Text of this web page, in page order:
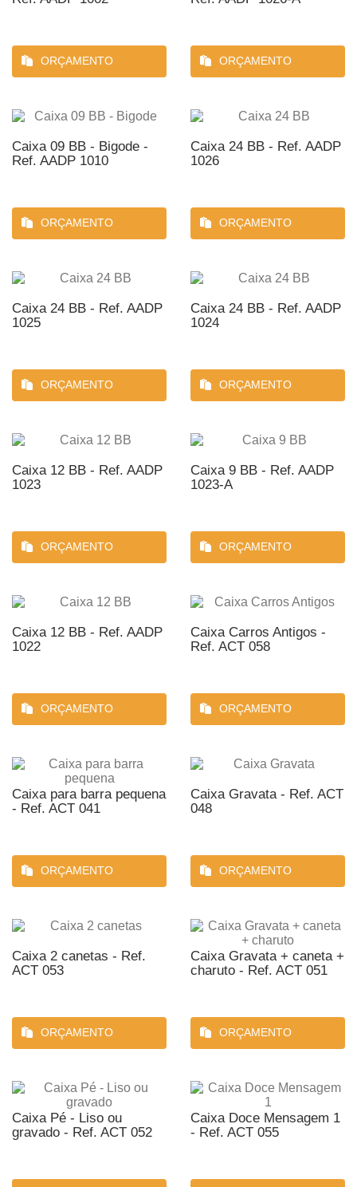
ORÇAMENTO ORÇAMENTO
Caixa 09 BB - Bigode -
Ref. AADP 1010
ORÇAMENTO
Caixa 24 BB - Ref. AADP
1026
ORÇAMENTO
Caixa 24 BB - Ref. AADP
1025
ORÇAMENTO
Caixa 24 BB - Ref. AADP
1024
ORÇAMENTO
Caixa 12 BB - Ref. AADP
1023
ORÇAMENTO
Caixa 9 BB - Ref. AADP
1023-A
ORÇAMENTO
Caixa 12 BB - Ref. AADP
1022
ORÇAMENTO
Caixa Carros Antigos -
Ref. ACT 058
ORÇAMENTO
Caixa para barra pequena
- Ref. ACT 041
ORÇAMENTO
Caixa Gravata - Ref. ACT
048
ORÇAMENTO
Caixa 2 canetas - Ref.
ACT 053
ORÇAMENTO
Caixa Gravata + caneta +
charuto - Ref. ACT 051
ORÇAMENTO
Caixa Pé - Liso ou
gravado - Ref. ACT 052
Caixa Doce Mensagem 1
- Ref. ACT 055